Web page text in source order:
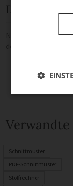
Diskussion
Noch keine
Schnittmuster
PDF-Schnittmuster
Stoffrechner